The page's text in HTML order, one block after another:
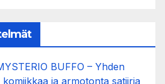
BUFFO – Yhden
ja armotonta satiiria